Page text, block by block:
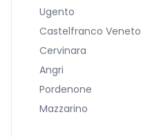
Ugento
Castelfranco Veneto
Cervinara
Angri
Pordenone
Mazzarino